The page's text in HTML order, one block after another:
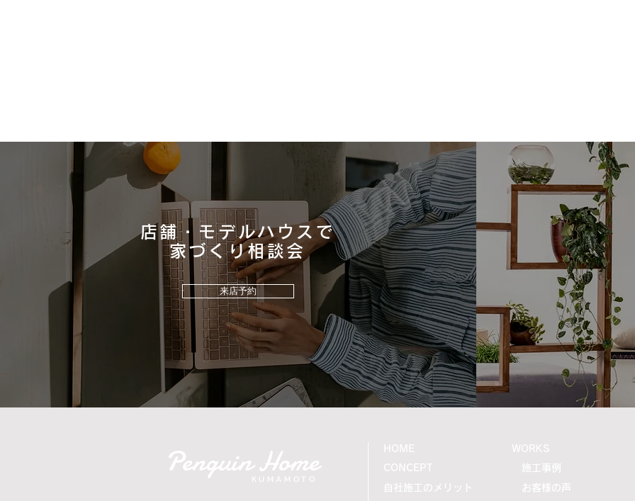
ウッドデッキのご提案！
このたびの地震で被災された
皆さまへ
このたびの地震により、お亡くな
りになられた方々に謹んで追悼の
意を表しますとともに、ご遺族の
皆さまへ心よりお悔やみ申し上げ
ます。 また、被災された皆さ
ま、不安な日々を過ごされている
皆さまに、心よりお見舞い申し上
げます。 私たち熊本で住まいづ
くりに携わる企業として、この災
害を決して他人事とは考えており
ません。一日も早く安心した生活
を取り戻せるよう、被災地の復
旧・復興を心よりお祈り申し上げ
ます。 住まい
熊本
この
皆様
げま
業者
まで
だい
応急
す。
でも
員、
んで
れた
災証
撮影、
店舗・モデルハウスで
​家づくり相談会
来店予約
Penguin Home
KUMAMOTO
HOME
CONCEPT
自社施工のメリット
WORKS
施工事例
お客様の声